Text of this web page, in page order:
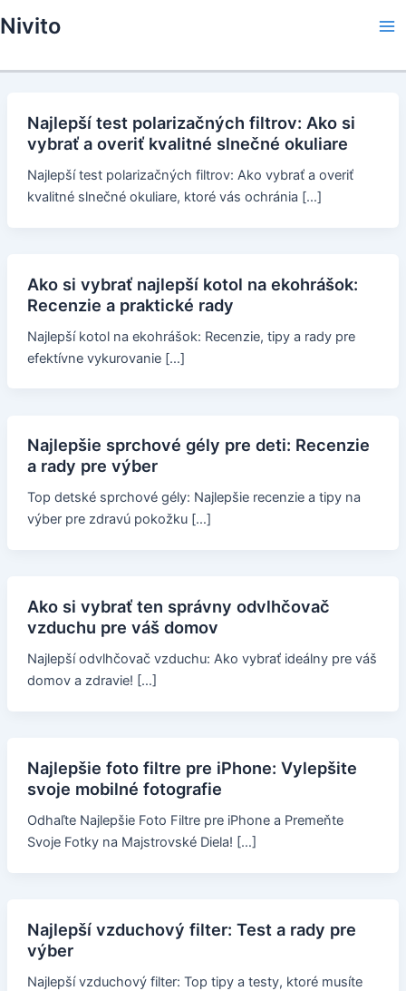
to
Nivito
Najlepší test polarizačných filtrov: Ako si
vybrať a overiť kvalitné slnečné okuliare
Najlepší test polarizačných filtrov: Ako vybrať a overiť
kvalitné slnečné okuliare, ktoré vás ochránia […]
Ako si vybrať najlepší kotol na ekohrášok:
Recenzie a praktické rady
Najlepší kotol na ekohrášok: Recenzie, tipy a rady pre
efektívne vykurovanie […]
Najlepšie sprchové gély pre deti: Recenzie
a rady pre výber
Top detské sprchové gély: Najlepšie recenzie a tipy na
výber pre zdravú pokožku […]
Ako si vybrať ten správny odvlhčovač
vzduchu pre váš domov
Najlepší odvlhčovač vzduchu: Ako vybrať ideálny pre váš
domov a zdravie! […]
Najlepšie foto filtre pre iPhone: Vylepšite
svoje mobilné fotografie
Odhaľte Najlepšie Foto Filtre pre iPhone a Premeňte
Svoje Fotky na Majstrovské Diela! […]
Najlepší vzduchový filter: Test a rady pre
výber
Najlepší vzduchový filter: Top tipy a testy, ktoré musíte